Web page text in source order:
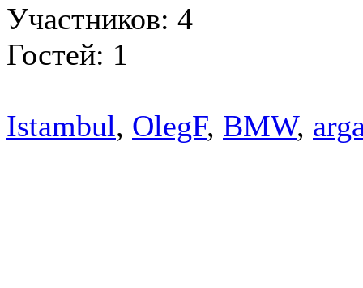
Участников: 4
Гостей: 1
Istambul, OlegF, BMW,